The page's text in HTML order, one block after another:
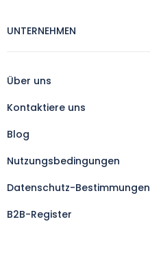
UNTERNEHMEN
Über uns
Kontaktiere uns
Blog
Nutzungsbedingungen
Datenschutz-Bestimmungen
B2B-Register